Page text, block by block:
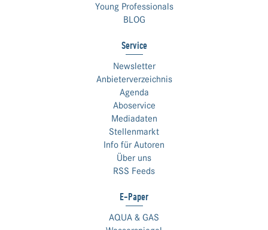
Young Professionals
BLOG
Service
Newsletter
Anbieterverzeichnis
Agenda
Aboservice
Mediadaten
Stellenmarkt
Info für Autoren
Über uns
RSS Feeds
E-Paper
AQUA & GAS